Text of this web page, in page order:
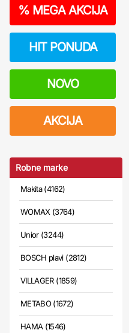
% MEGA AKCIJA
HIT PONUDA
NOVO
AKCIJA
Robne marke
Makita (4162)
WOMAX (3764)
Unior (3244)
BOSCH plavi (2812)
VILLAGER (1859)
METABO (1672)
HAMA (1546)